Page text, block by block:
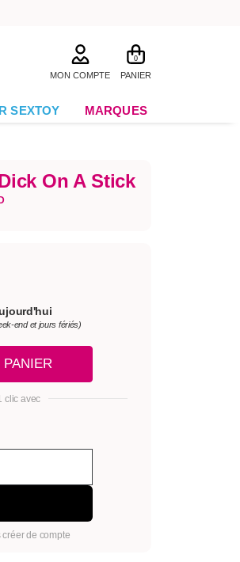
MON COMPTE
0
PANIER
SEXTOY MARQUES
On A Stick
end et jours fériés)
clic avec
de compte